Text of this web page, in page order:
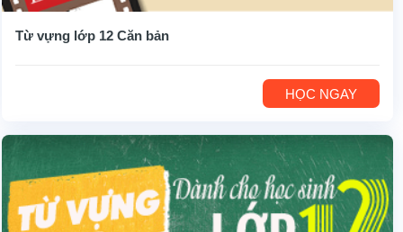
Từ vựng lớp 12 Căn bản
HỌC NGAY